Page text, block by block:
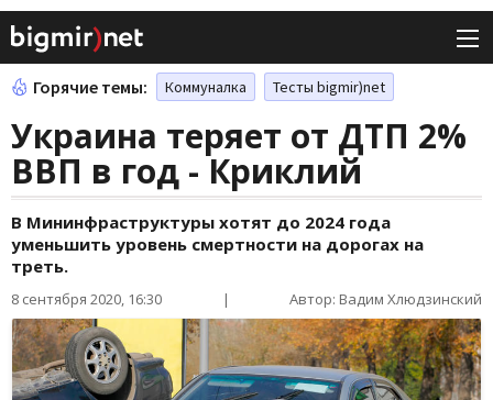
Горячие темы: Коммуналка Тесты bigmir)net
Украина теряет от ДТП 2%
ВВП в год - Криклий
В Мининфраструктуры хотят до 2024 года
уменьшить уровень смертности на дорогах на
треть.
8 сентября 2020, 16:30 | Автор: Вадим Хлюдзинский